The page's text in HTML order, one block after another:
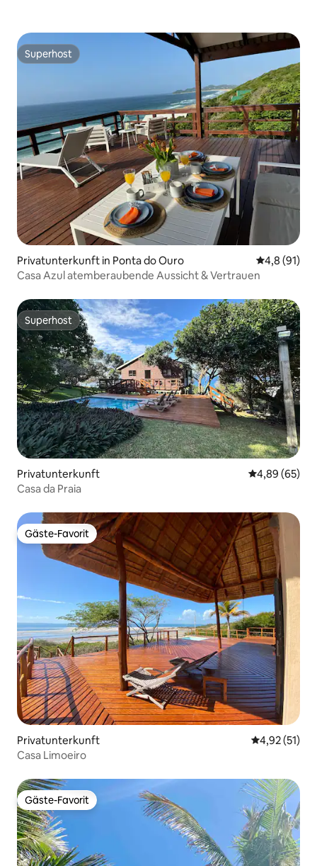
Superhost
Superhost
Privatunterkunft in Ponta do Ouro
4,8 (91)
Casa Azul atemberaubende Aussicht & Vertrauen
Superhost
Superhost
Privatunterkunft
4,89 (65)
Casa da Praia
Gäste-Favorit
Gäste-Favorit
Privatunterkunft
4,92 (51)
Casa Limoeiro
Gäste-Favorit
Gäste-Favorit